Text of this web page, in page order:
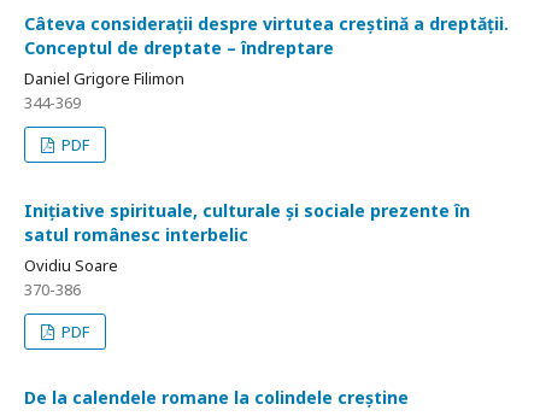
Câteva considerații despre virtutea creștină a dreptății.
Conceptul de dreptate – îndreptare
Daniel Grigore Filimon
344-369
PDF
Inițiative spirituale, culturale și sociale prezente în
satul românesc interbelic
Ovidiu Soare
370-386
PDF
De la calendele romane la colindele creștine